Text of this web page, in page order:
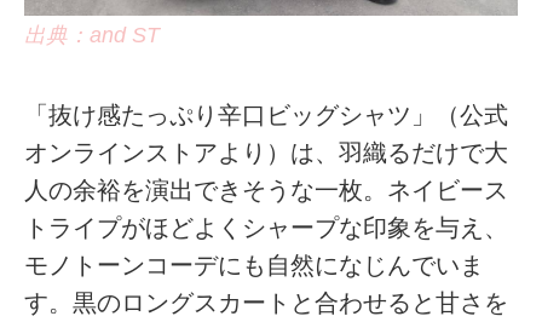
出典：and ST
「抜け感たっぷり辛口ビッグシャツ」（公式
オンラインストアより）は、羽織るだけで大
人の余裕を演出できそうな一枚。ネイビース
トライプがほどよくシャープな印象を与え、
モノトーンコーデにも自然になじんでいま
す。黒のロングスカートと合わせると甘さを